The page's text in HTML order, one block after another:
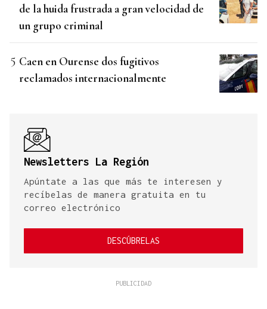
de la huida frustrada a gran velocidad de
un grupo criminal
Caen en Ourense dos fugitivos
reclamados internacionalmente
Newsletters La Región
Apúntate a las que más te interesen y
recíbelas de manera gratuita en tu
correo electrónico
DESCÚBRELAS